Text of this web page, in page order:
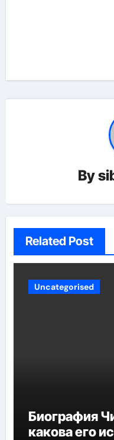
By
Related Post
Uncategorised
Биография
какова его